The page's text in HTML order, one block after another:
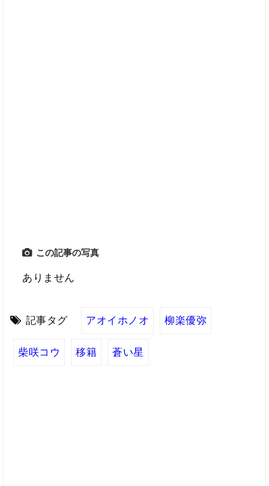
この記事の写真
ありません
記事タグ アオイホノオ 柳楽優弥
柴咲コウ 移籍 蒼い星